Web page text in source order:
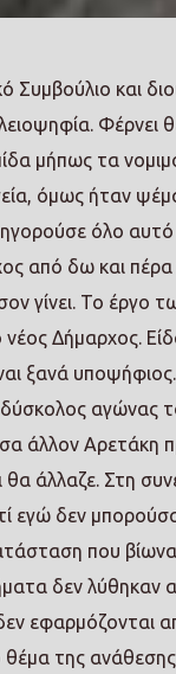
και
Φέρνει
μήπως τα
όμως ήταν
όλο
από δω και πέρα
γίνει. Το έργο
νέος Δήμαρχος.
ξανά
αγώνας
Αρετάκη
άλλαζε. Στη
εγώ δεν
που
δεν λύθηκαν
εφαρμόζονται
θέμα της